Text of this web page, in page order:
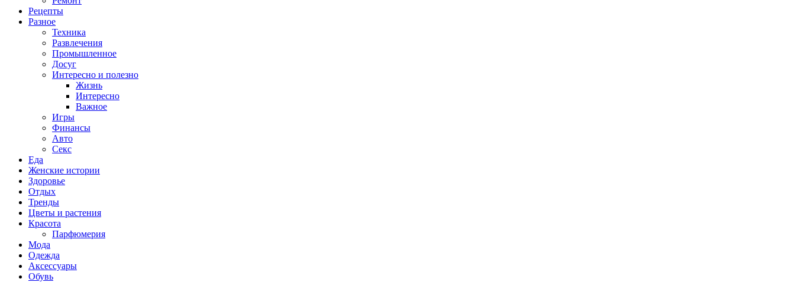
Рецепты
Разное
Техника
Развлечения
Промышленное
Досуг
Интересно и полезно
Жизнь
Интересно
Важное
Игры
Финансы
Авто
Секс
Еда
Женские истории
Здоровье
Отдых
Тренды
Цветы и растения
Красота
Парфюмерия
Мода
Одежда
Аксессуары
Обувь